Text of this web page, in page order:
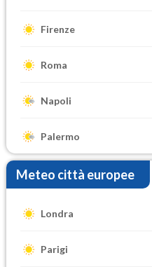
Firenze
Roma
Napoli
Palermo
Meteo città europee
Londra
Parigi